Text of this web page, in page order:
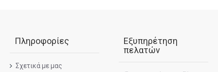
Πληροφορίες
Σχετικά με μας
Εξυπηρέτηση
πελατών